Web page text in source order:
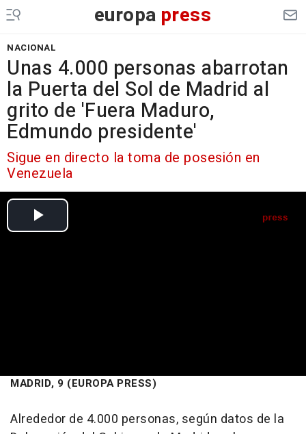
europa press
NACIONAL
Unas 4.000 personas abarrotan
la Puerta del Sol de Madrid al
grito de 'Fuera Maduro,
Edmundo presidente'
Sigue en directo la toma de posesión en
Venezuela
MADRID, 9 (EUROPA PRESS)
Alrededor de 4.000 personas, según datos de la